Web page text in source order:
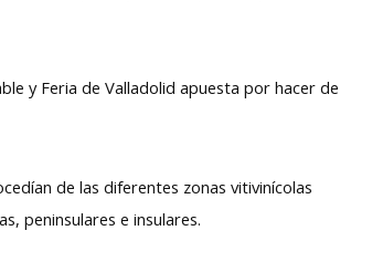
y Feria de Valladolid apuesta por hacer de
de las diferentes zonas vitivinícolas
peninsulares e insulares.